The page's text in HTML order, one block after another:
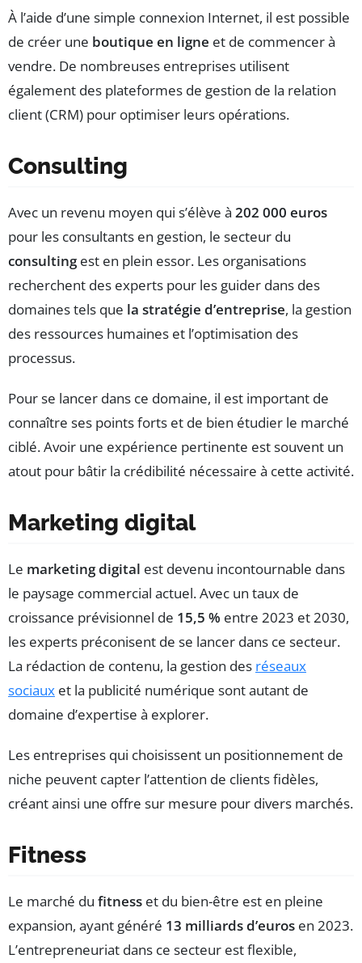
À l’aide d’une simple connexion Internet, il est possible
de créer une boutique en ligne et de commencer à
vendre. De nombreuses entreprises utilisent
également des plateformes de gestion de la relation
client (CRM) pour optimiser leurs opérations.
Consulting
Avec un revenu moyen qui s’élève à 202 000 euros
pour les consultants en gestion, le secteur du
consultingest en plein essor. Les organisations
recherchent des experts pour les guider dans des
domaines tels que la stratégie d’entreprise, la gestion
des ressources humaines et l’optimisation des
processus.
Pour se lancer dans ce domaine, il est important de
connaître ses points forts et de bien étudier le marché
ciblé. Avoir une expérience pertinente est souvent un
atout pour bâtir la crédibilité nécessaire à cette activité.
Marketing digital
Le marketing digital est devenu incontournable dans
le paysage commercial actuel. Avec un taux de
croissance prévisionnel de 15,5 % entre 2023 et 2030,
les experts préconisent de se lancer dans ce secteur.
La rédaction de contenu, la gestion des réseaux
sociaux et la publicité numérique sont autant de
domaine d’expertise à explorer.
Les entreprises qui choisissent un positionnement de
niche peuvent capter l’attention de clients fidèles,
créant ainsi une offre sur mesure pour divers marchés.
Fitness
Le marché du fitness et du bien-être est en pleine
expansion, ayant généré 13 milliards d’euros en 2023.
L’entrepreneuriat dans ce secteur est flexible,